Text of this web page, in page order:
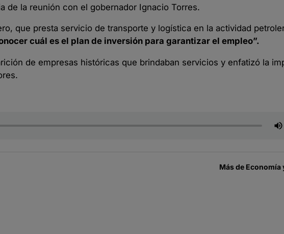
de la reunión con el gobernador Ignacio Torres.
que presta servicio de transporte y logística en la actividad
cuál es el plan de inversión para garantizar el empleo”.
de empresas históricas que brindaban servicios y enfatizó la
Más de Economía